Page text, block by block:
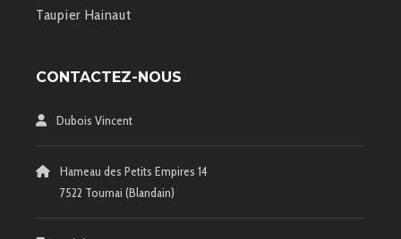
Taupier Hainaut
CONTACTEZ-NOUS
Dubois Vincent
Hameau des Petits Empires 14
7522 Tournai (Blandain)